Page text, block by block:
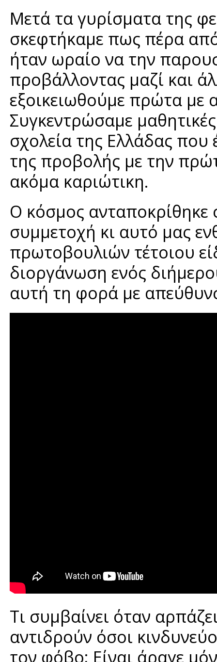
Μετά τα γυρίσματα της
σκεφτήκαμε πως πέρα
ήταν ωραίο να την
προβάλλοντας μαζί και
εξοικειωθούμε πρώτα με
Συγκεντρώσαμε
σχολεία της Ελλάδας που
της προβολής με την
ακόμα καριώτικη.
Ο κόσμος ανταποκρίθηκε
συμμετοχή κι αυτό μας
πρωτοβουλιών τέτοιου
διοργάνωση ενός
αυτή τη φορά με
Τι συμβαίνει όταν
αντιδρούν όσοι
τον φόβο; Είναι άραγε